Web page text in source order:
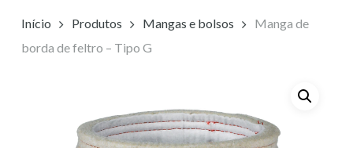
Início Produtos Mangas e bolsos
Manga de
borda de feltro – Tipo G